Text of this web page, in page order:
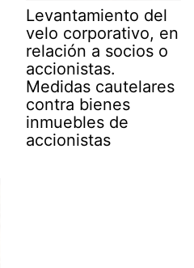
Levantamiento del
velo corporativo, en
relación a socios o
accionistas.
Medidas cautelares
contra bienes
inmuebles de
accionistas